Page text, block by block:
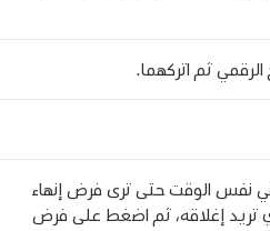
ثم اتركهما.
في نفس الوقت حتى ترى فرض إنهاء
تريد إغلاقه، ثم اضغط على فرض